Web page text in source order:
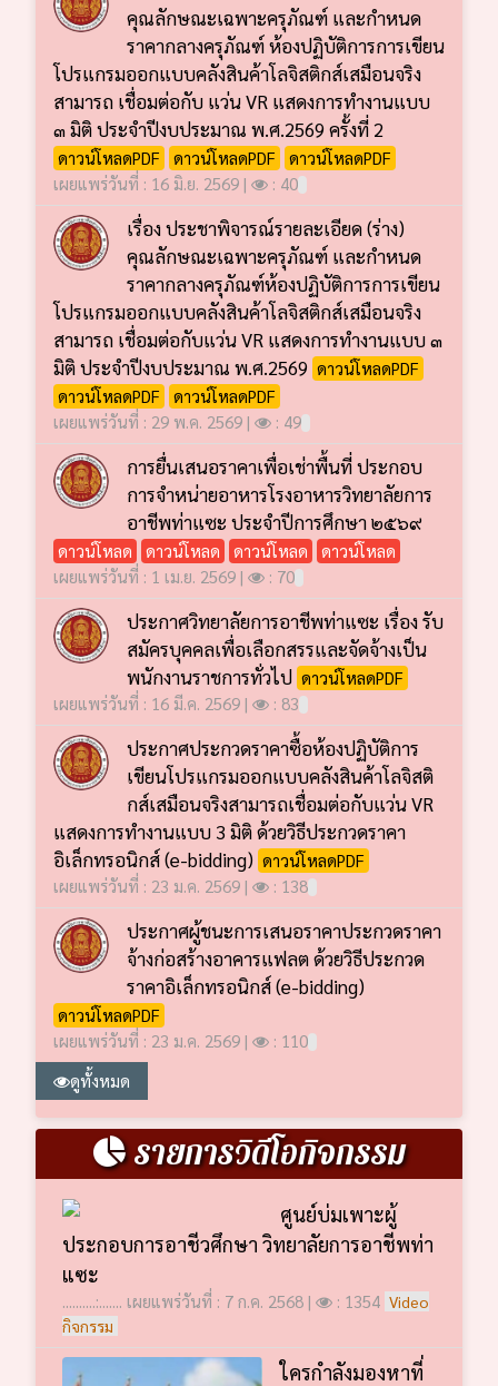
คุณลักษณะเฉพาะครุภัณฑ์ และกำหนด
ราคากลางครุภัณฑ์ ห้องปฏิบัติการการเขียน
โปรแกรมออกแบบคลังสินค้าโลจิสติกส์เสมือนจริง
สามารถ เชื่อมต่อกับ แว่น VR แสดงการทำงานแบบ
๓ มิติ ประจำปีงบประมาณ พ.ศ.2569 ครั้งที่ 2
ดาวน์โหลดPDF ดาวน์โหลดPDF
ดาวน์โหลดPDF
เผยแพร่วันที่ : 16 มิ.ย. 2569 |
: 40
เรื่อง ประชาพิจารณ์รายละเอียด (ร่าง)
คุณลักษณะเฉพาะครุภัณฑ์ และกำหนด
ราคากลางครุภัณฑ์ห้องปฏิบัติการการเขียน
โปรแกรมออกแบบคลังสินค้าโลจิสติกส์เสมือนจริง
สามารถ เชื่อมต่อกับแว่น VR แสดงการทำงานแบบ ๓
มิติ ประจำปีงบประมาณ พ.ศ.2569 ดาวน์โหลดPDF
ดาวน์โหลดPDF
ดาวน์โหลดPDF
เผยแพร่วันที่ : 29 พ.ค. 2569 |
: 49
การยื่นเสนอราคาเพื่อเช่าพื้นที่ ประกอบ
การจำหน่ายอาหารโรงอาหารวิทยาลัยการ
อาชีพท่าแซะ ประจำปีการศึกษา ๒๕๖๙
ดาวน์โหลด ดาวน์โหลด ดาวน์โหลด
ดาวน์โหลด
เผยแพร่วันที่ : 1 เม.ย. 2569 |
: 70
ประกาศวิทยาลัยการอาชีพท่าแซะ เรื่อง รับ
สมัครบุคคลเพื่อเลือกสรรและจัดจ้างเป็น
พนักงานราชการทั่วไป ดาวน์โหลดPDF
เผยแพร่วันที่ : 16 มี.ค. 2569 |
: 83
ประกาศประกวดราคาซื้อห้องปฏิบัติการ
เขียนโปรแกรมออกแบบคลังสินค้าโลจิสติ
กส์เสมือนจริงสามารถเชื่อมต่อกับแว่น VR
แสดงการทำงานแบบ 3 มิติ ด้วยวิธีประกวดราคา
อิเล็กทรอนิกส์ (e-bidding) ดาวน์โหลดPDF
เผยแพร่วันที่ : 23 ม.ค. 2569 |
: 138
ประกาศผู้ชนะการเสนอราคาประกวดราคา
จ้างก่อสร้างอาคารแฟลต ด้วยวิธีประกวด
ราคาอิเล็กทรอนิกส์ (e-bidding)
ดาวน์โหลดPDF
เผยแพร่วันที่ : 23 ม.ค. 2569 |
: 110
ดูทั้งหมด
รายการวิดีโอกิจกรรม
ศูนย์บ่มเพาะผู้
ประกอบการอาชีวศึกษา วิทยาลัยการอาชีพท่า
แซะ
..........:....... เผยแพร่วันที่ : 7 ก.ค. 2568 | : 1354 Video
กิจกรรม
ใครกำลังมองหาที่